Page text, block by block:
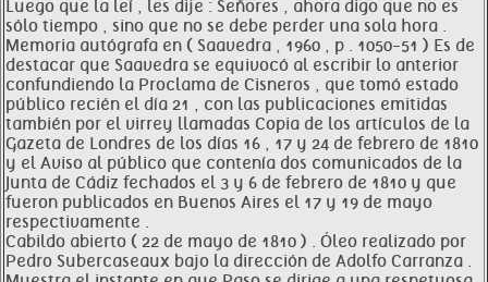
Luego que la leí , les dije : Señores , ahora digo que no es
sólo tiempo , sino que no se debe perder una sola hora .
Memoria autógrafa en ( Saavedra , 1960 , p . 1050-51 ) Es de
destacar que Saavedra se equivocó al escribir lo anterior
confundiendo la Proclama de Cisneros , que tomó estado
público recién el día 21 , con las publicaciones emitidas
también por el virrey llamadas Copia de los artículos de la
Gazeta de Londres de los días 16 , 17 y 24 de febrero de 1810
y el Aviso al público que contenía dos comunicados de la
Junta de Cádiz fechados el 3 y 6 de febrero de 1810 y que
fueron publicados en Buenos Aires el 17 y 19 de mayo
respectivamente .
Cabildo abierto ( 22 de mayo de 1810 ) . Óleo realizado por
Pedro Subercaseaux bajo la dirección de Adolfo Carranza .